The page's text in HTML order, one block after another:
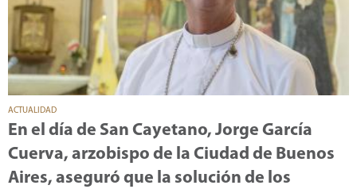
ACTUALIDAD
En el día de San Cayetano, Jorge García
Cuerva, arzobispo de la Ciudad de Buenos
Aires, aseguró que la solución de los